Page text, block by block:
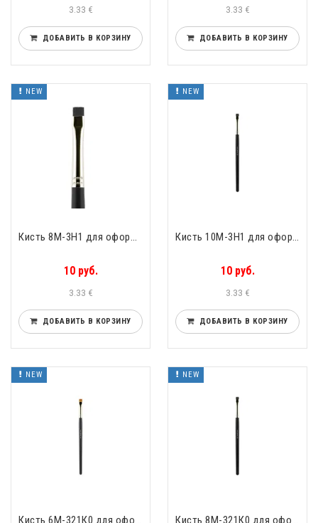
3.33 €
ДОБАВИТЬ В КОРЗИНУ
3.33 €
ДОБАВИТЬ В КОРЗИНУ
NEW
10 руб.
3.33 €
ДОБАВИТЬ В КОРЗИНУ
NEW
10 руб.
3.33 €
ДОБАВИТЬ В КОРЗИНУ
NEW NEW